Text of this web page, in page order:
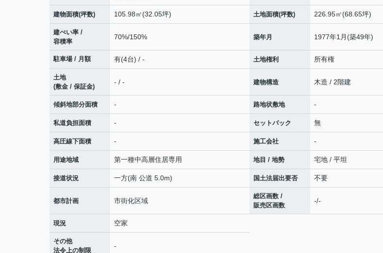
建物面積(坪数) 105.98㎡(32.05坪) 土地面積(坪数) 226.95㎡(68.65坪)
建ぺい率 /
容積率
70%/150% 築年月 1977年1月(築49年)
駐車場 / 月額 有(4台) / - 土地権利 所有権
土地
(敷金 / 保証金)
- / - 建物構造 木造 / 2階建
傾斜地部分面積 - 路地状敷地 -
私道負担面積 - セットバック 無
高圧線下面積 - 施工会社 -
用途地域 第一種中高層住居専用 地目 / 地勢 宅地 / 平坦
接道状況 一方(南 公道 5.0m) 国土法届出要否 不要
都市計画 市街化区域
総区画数 /
販売区画数
-/-
現況 空家
その他
法令上の制限
-